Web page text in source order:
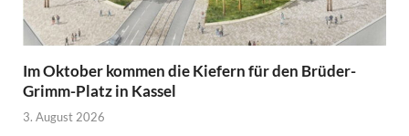
Im Oktober kommen die Kiefern für den Brüder-
Grimm-Platz in Kassel
3. August 2026